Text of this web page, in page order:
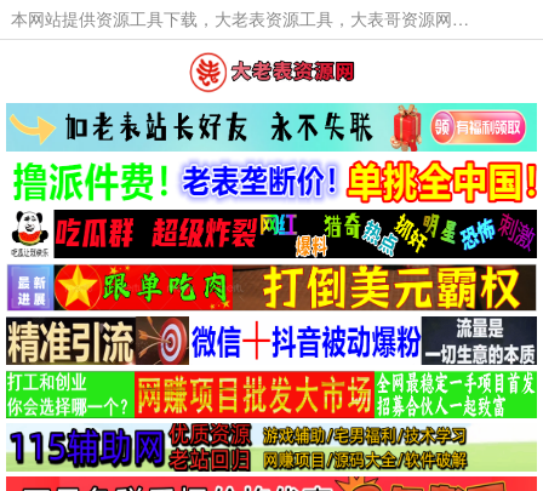
本网站提供资源工具下载，大老表资源工具，大表哥资源网软件工具，大老表资源下载，活动线报福利资源分享,活动线报，大型网游经典游戏，网络热门技术游戏辅助交流与分享。